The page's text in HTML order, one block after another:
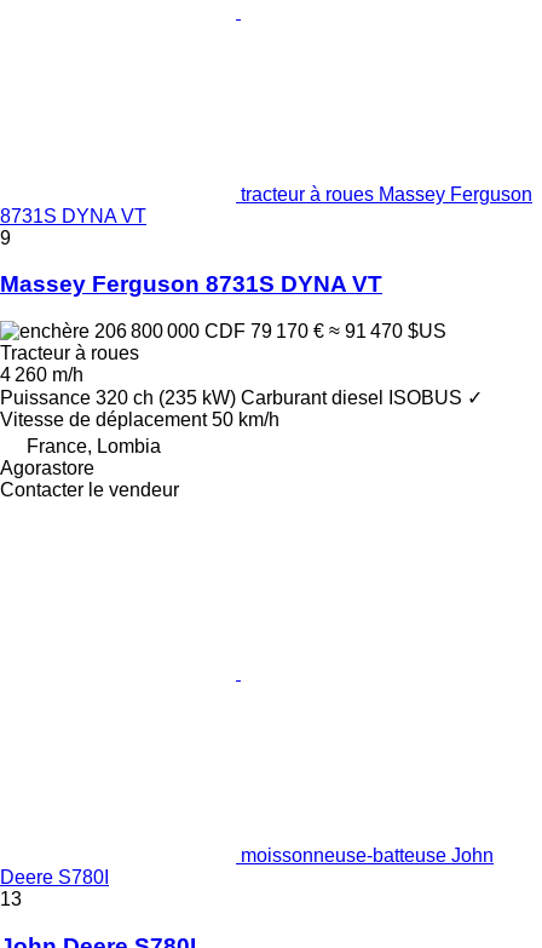
tracteur à roues Massey Ferguson
8731S DYNA VT
9
Massey Ferguson 8731S DYNA VT
206 800 000 CDF 79 170 € ≈ 91 470 $US
Tracteur à roues
4 260 m/h
Puissance 320 ch (235 kW) Carburant diesel ISOBUS ✓
Vitesse de déplacement 50 km/h
France, Lombia
Agorastore
Contacter le vendeur
moissonneuse-batteuse John
Deere S780I
13